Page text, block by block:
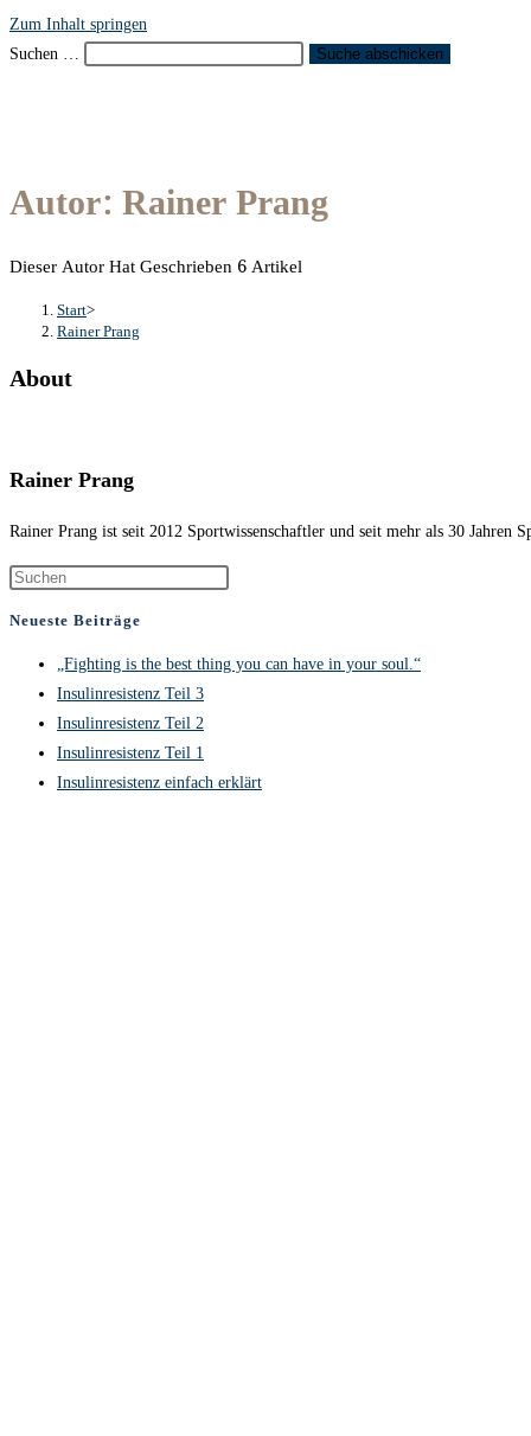
Zum Inhalt springen
Suchen …
Suche abschicken
Autor: Rainer Prang
Dieser Autor Hat Geschrieben 6 Artikel
Start>
Rainer Prang
About
Rainer Prang
Rainer Prang ist seit 2012 Sportwissenschaftler und seit mehr als 30
Neueste Beiträge
„Fighting is the best thing you can have in your soul.“
Insulinresistenz Teil 3
Insulinresistenz Teil 2
Insulinresistenz Teil 1
Insulinresistenz einfach erklärt